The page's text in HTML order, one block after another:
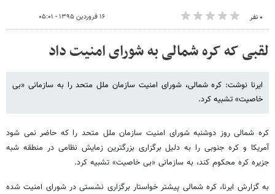
۰ نفر ۱۶ فروردین ۱۳۹۵ - ۰۵:۰۱
لقبی که کره شمالی به شورای امنیت داد
ایرنا نوشت: کره شمالی، شورای امنیت سازمان ملل متحد را به سازمانی «بی
خاصیت» تشبیه کرد.
کره شمالی روز دوشنبه شورای امنیت سازمان ملل متحد را که حاضر نمی شود
آمریکا و کره جنوبی را به دلیل برگزاری بزرگترین زمایش نظامی در منطقه شبه
جزیره کره محکوم کند، به سازمانی «بی خاصیت» تشبیه کرد.
به گزارش ایرنا، کره شمالی پیشتر خواستار برگزاری نشستی در شورای امنیت شده